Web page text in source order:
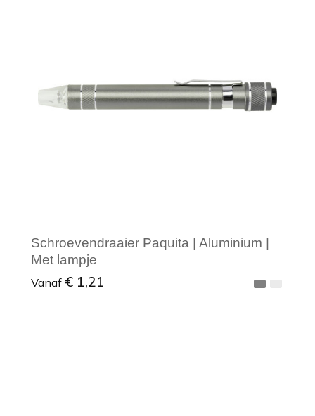
Schroevendraaier Paquita | Aluminium |
Met lampje
Vanaf € 1,21